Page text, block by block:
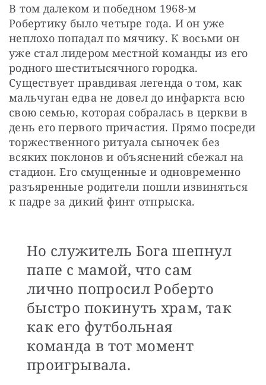
В том далеком и победном 1968-м
Робертику было четыре года. И он уже
неплохо попадал по мячику. К восьми он
уже стал лидером местной команды из его
родного шеститысячного городка.
Существует правдивая легенда о том, как
мальчуган едва не довел до инфаркта всю
свою семью, которая собралась в церкви в
день его первого причастия. Прямо посреди
торжественного ритуала сыночек без
всяких поклонов и объяснений сбежал на
стадион. Его смущенные и одновременно
разъяренные родители пошли извиняться
к падре за дикий финт отпрыска.
Но служитель Бога шепнул
папе с мамой, что сам
лично попросил Роберто
быстро покинуть храм, так
как его футбольная
команда в тот момент
проигрывала.